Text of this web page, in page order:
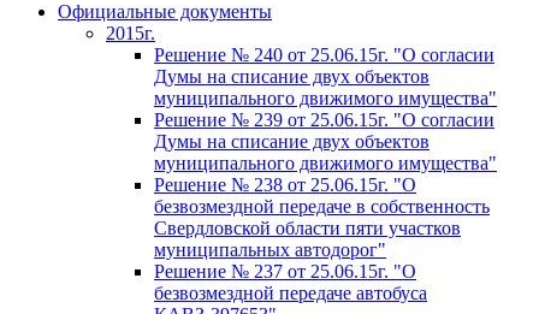
Официальные документы
2015г.
Решение № 240 от 25.06.15г. "О согласии
Думы на списание двух объектов
муниципального движимого имущества"
Решение № 239 от 25.06.15г. "О согласии
Думы на списание двух объектов
муниципального движимого имущества"
Решение № 238 от 25.06.15г. "О
безвозмездной передаче в собственность
Свердловской области пяти участков
муниципальных автодорог"
Решение № 237 от 25.06.15г. "О
безвозмездной передаче автобуса